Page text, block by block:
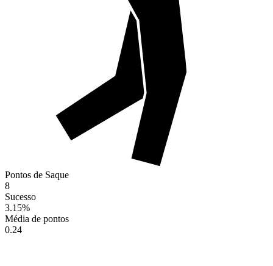
Pontos de Saque
8
Sucesso
3.15%
Média de pontos
0.24